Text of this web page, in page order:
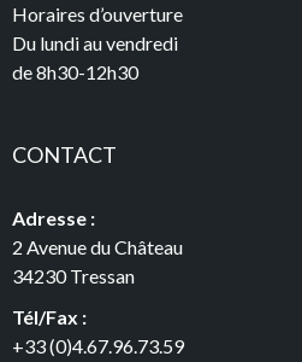
Horaires d’ouverture
Du lundi au vendredi
de 8h30-12h30
CONTACT
Adresse :
2 Avenue du Château
34230 Tressan
Tél/Fax :
+33 (0)4.67.96.73.59